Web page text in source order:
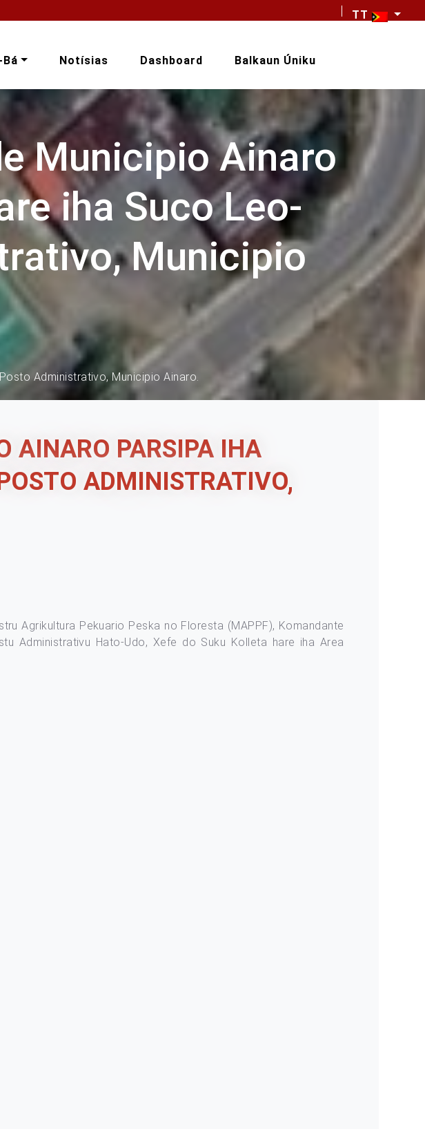
TT
Bá Notísias Dashboard Balkaun Úniku
Municipio Ainaro
iha Suco Leo-
Municipio
Administrativo, Municipio Ainaro.
AINARO PARSIPA IHA
ADMINISTRATIVO,
Agrikultura Pekuario Peska no Floresta (MAPPF), Komandante
Administrativu Hato-Udo, Xefe do Suku Kolleta hare iha Area